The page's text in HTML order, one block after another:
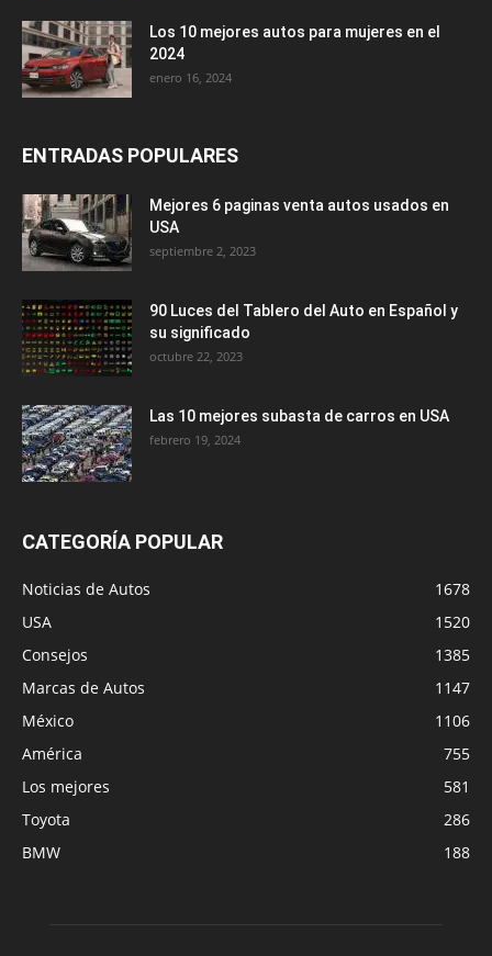
Los 10 mejores autos para mujeres en el
2024
enero 16, 2024
ENTRADAS POPULARES
Mejores 6 paginas venta autos usados en
USA
septiembre 2, 2023
90 Luces del Tablero del Auto en Español y
su significado
octubre 22, 2023
Las 10 mejores subasta de carros en USA
febrero 19, 2024
CATEGORÍA POPULAR
Noticias de Autos
1678
USA
1520
Consejos
1385
Marcas de Autos
1147
México
1106
América
755
Los mejores
581
Toyota
286
BMW
188